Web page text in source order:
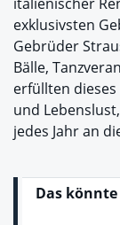
exklusivsten
Gebrüder
Bälle,
erfüllten
und
jedes Jahr an
Das